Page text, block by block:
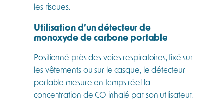
les risques.
Utilisation d’un détecteur de
monoxyde de carbone portable
Positionné près des voies respiratoires, fixé sur
les vêtements ou sur le casque, le détecteur
portable mesure en temps réel la
concentration de CO inhalé par son utilisateur.